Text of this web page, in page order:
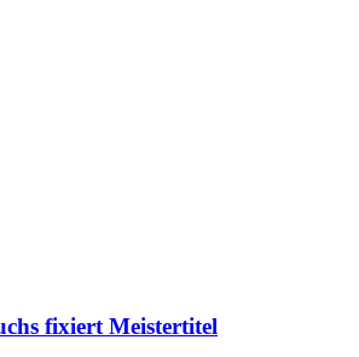
fixiert Meistertitel